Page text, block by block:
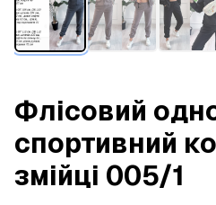
Флісовий
спортивний
змійці 005/1